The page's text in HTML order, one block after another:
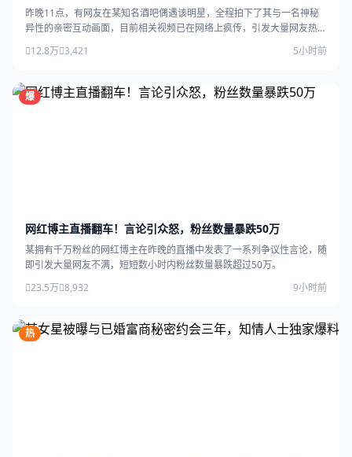
昨晚11点，有网友在某知名酒吧偶遇该明星，全程拍下了其与一名神秘
异性的亲密互动画面，目前相关视频已在网络上疯传，引发大量网友热
12.8万 3,421 5小时前
爆
网红博主直播翻车！言论引众怒，粉丝数量暴跌50万
某拥有千万粉丝的网红博主在昨晚的直播中发表了一系列争议性言论，随
即引发大量网友不满，短短数小时内粉丝数量暴跌超过50万。
23.5万 8,932 9小时前
热